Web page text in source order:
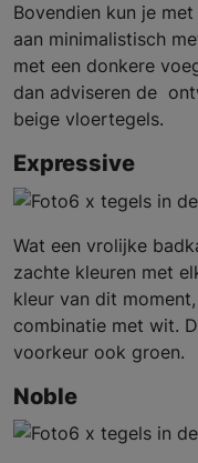
Bovendien kun je
aan minimalistisch
met een donkere
dan adviseren de
beige vloertegels.
Expressive
Wat een vrolijke
zachte kleuren met
kleur van dit
combinatie met wit.
voorkeur ook groen.
Noble